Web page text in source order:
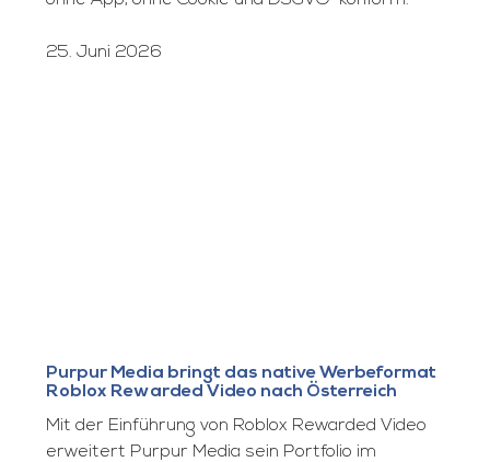
25. Juni 2026
Purpur Media bringt das native Werbeformat
Roblox Rewarded Video nach Österreich
Mit der Einführung von Roblox Rewarded Video
erweitert Purpur Media sein Portfolio im